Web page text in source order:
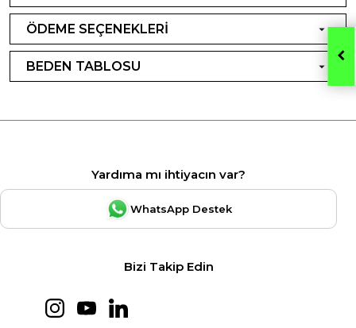
ÖDEME SEÇENEKLERİ
BEDEN TABLOSU
Yardıma mı ihtiyacın var?
WhatsApp Destek
Bizi Takip Edin